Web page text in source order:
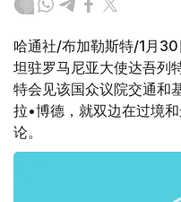
哈通社/布加勒斯特/1月
坦驻罗马尼亚大使达吾列
特会见该国众议院交通和
拉•博德，就双边在过境
论。